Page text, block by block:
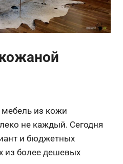
мебель из кожи
не каждый. Сегодня
и бюджетных
из более дешевых